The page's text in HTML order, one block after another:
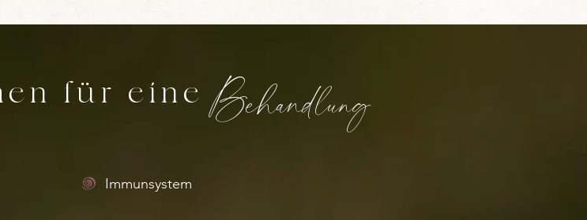
für eineBehandlung
Immunsystem